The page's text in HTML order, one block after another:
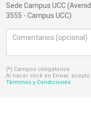
Sede Campus UCC
3555 - Campus UCC)
(*) Campos obligatorios
Al hacer click en Enviar, acepto
Términos y Condiciones